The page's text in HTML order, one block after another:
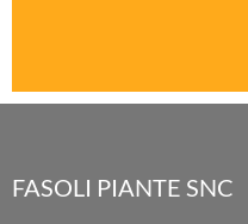
FASOLI PIANTE SNC